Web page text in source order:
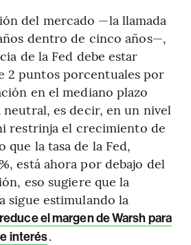
del mercado —la llamada
dentro de cinco años—,
de la Fed debe estar
2 puntos porcentuales por
en el mediano plazo
es decir, en un nivel
restrinja el crecimiento de
que la tasa de la Fed,
está ahora por debajo del
eso sugiere que la
sigue estimulando la
el margen de Warsh para
interés.